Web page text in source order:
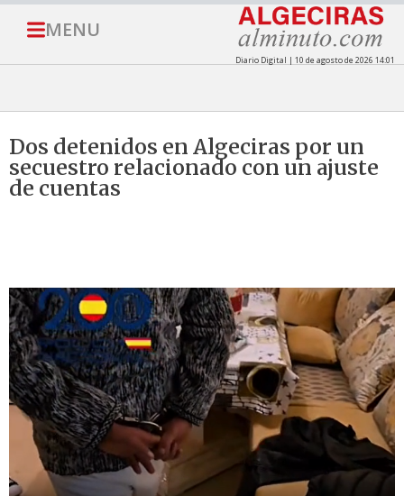
MENU
Diario Digital | 10 de agosto de 2026 14:01
Dos detenidos en Algeciras por un
secuestro relacionado con un ajuste
de cuentas